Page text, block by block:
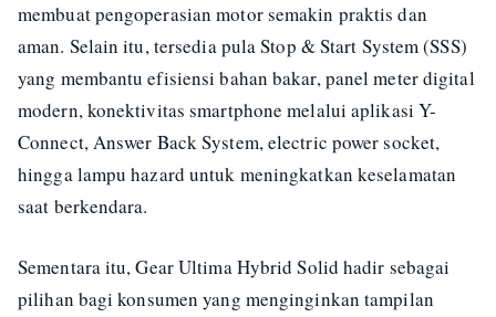
membuat pengoperasian motor semakin praktis dan
aman. Selain itu, tersedia pula Stop & Start System (SSS)
yang membantu efisiensi bahan bakar, panel meter digital
modern, konektivitas smartphone melalui aplikasi Y-
Connect, Answer Back System, electric power socket,
hingga lampu hazard untuk meningkatkan keselamatan
saat berkendara.
Sementara itu, Gear Ultima Hybrid Solid hadir sebagai
pilihan bagi konsumen yang menginginkan tampilan